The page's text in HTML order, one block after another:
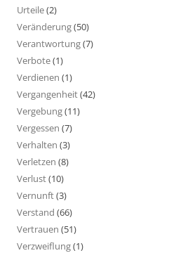
Urteile(2)
Veränderung(50)
Verantwortung(7)
Verbote(1)
Verdienen (1)
Vergangenheit(42)
Vergebung(11)
Vergessen (7)
Verhalten (3)
Verletzen (8)
Verlust(10)
Vernunft(3)
Verstand (66)
Vertrauen (51)
Verzweiflung(1)